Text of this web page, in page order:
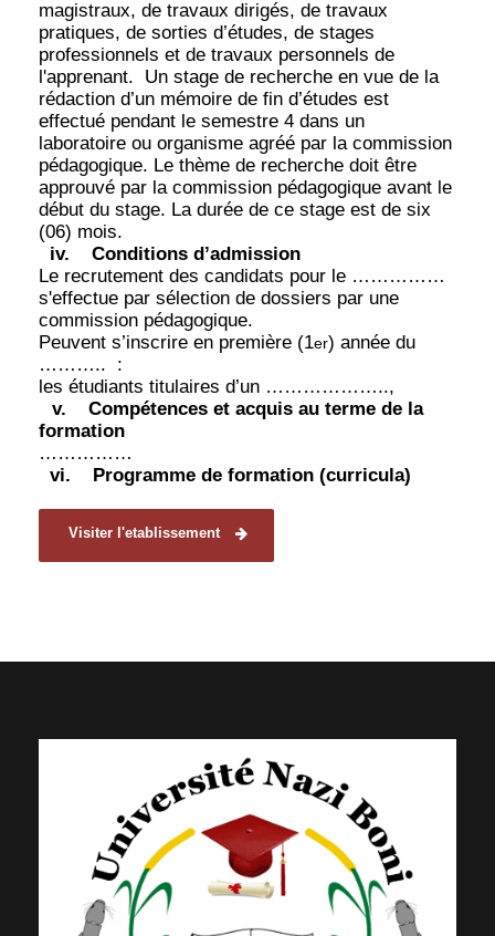
magistraux, de travaux dirigés, de travaux
pratiques, de sorties d’études, de stages
professionnels et de travaux personnels de
l'apprenant.
Un stage de recherche en vue de la
rédaction d’un mémoire de fin d’études est
effectué pendant le semestre 4 dans un
laboratoire ou organisme agréé par la commission
pédagogique. Le thème de recherche doit être
approuvé par la commission pédagogique avant le
début du stage. La durée de ce stage est de six
(06) mois.
iv.
Conditions d’admission
Le recrutement des candidats pour le ……………
s'effectue par sélection de dossiers par une
commission pédagogique.
Peuvent s’inscrire en première (1er) année du
………..
:
les étudiants titulaires d’un ………………..,
v.
Compétences et acquis au terme de la
formation
……………
vi.
Programme de formation (curricula)
Visiter l'etablissement